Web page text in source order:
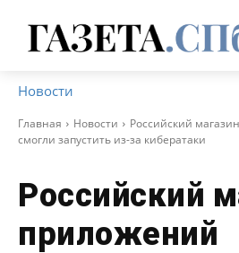
Новости
Главная Новости
Российский
смогли запустить из-за кибератаки
Российский
приложений